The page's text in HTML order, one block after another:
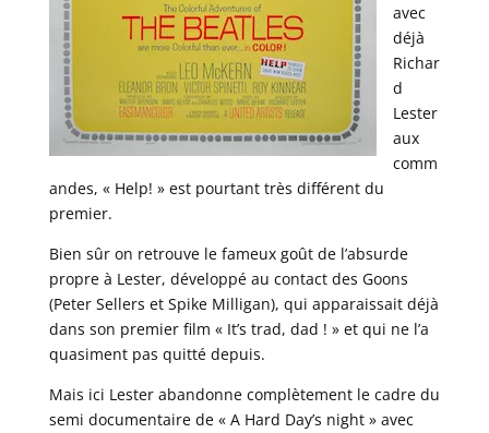
avec
déjà
Richar
d
Lester
aux
comm
andes, « Help! » est pourtant très différent du
premier.
Bien sûr on retrouve le fameux goût de l’absurde
propre à Lester, développé au contact des Goons
(Peter Sellers et Spike Milligan), qui apparaissait déjà
dans son premier film « It’s trad, dad ! » et qui ne l’a
quasiment pas quitté depuis.
Mais ici Lester abandonne complètement le cadre du
semi documentaire de « A Hard Day’s night » avec